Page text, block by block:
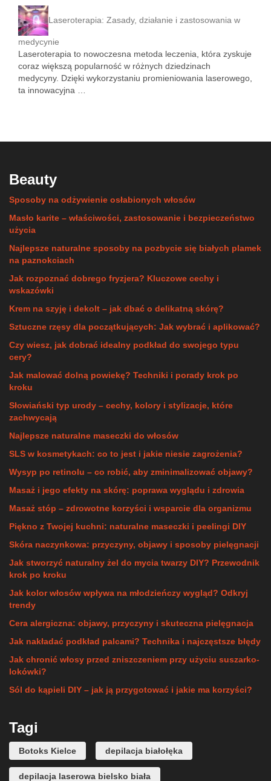
Laseroterapia: Zasady, działanie i zastosowania w
medycynie
Laseroterapia to nowoczesna metoda leczenia, która zyskuje
coraz większą popularność w różnych dziedzinach
medycyny. Dzięki wykorzystaniu promieniowania laserowego,
ta innowacyjna …
Beauty
Sposoby na odżywienie osłabionych włosów
Masło karite – właściwości, zastosowanie i bezpieczeństwo
użycia
Najlepsze naturalne sposoby na pozbycie się białych plamek
na paznokciach
Jak rozpoznać dobrego fryzjera? Kluczowe cechy i
wskazówki
Krem na szyję i dekolt – jak dbać o delikatną skórę?
Sztuczne rzęsy dla początkujących: Jak wybrać i aplikować?
Czy wiesz, jak dobrać idealny podkład do swojego typu
cery?
Jak malować dolną powiekę? Techniki i porady krok po
kroku
Słowiański typ urody – cechy, kolory i stylizacje, które
zachwycają
Najlepsze naturalne maseczki do włosów
SLS w kosmetykach: co to jest i jakie niesie zagrożenia?
Wysyp po retinolu – co robić, aby zminimalizować objawy?
Masaż i jego efekty na skórę: poprawa wyglądu i zdrowia
Masaż stóp – zdrowotne korzyści i wsparcie dla organizmu
Piękno z Twojej kuchni: naturalne maseczki i peelingi DIY
Skóra naczynkowa: przyczyny, objawy i sposoby pielęgnacji
Jak stworzyć naturalny żel do mycia twarzy DIY? Przewodnik
krok po kroku
Jak kolor włosów wpływa na młodzieńczy wygląd? Odkryj
trendy
Cera alergiczna: objawy, przyczyny i skuteczna pielęgnacja
Jak nakładać podkład palcami? Technika i najczęstsze błędy
Jak chronić włosy przed zniszczeniem przy użyciu suszarko-
lokówki?
Sól do kąpieli DIY – jak ją przygotować i jakie ma korzyści?
Tagi
Botoks Kielce depilacja białołęka
depilacja laserowa bielsko biała